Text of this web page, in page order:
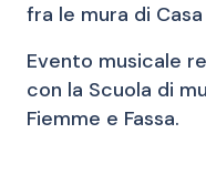
fra le mura di
Evento musicale
con la Scuola di
Fiemme e Fassa.